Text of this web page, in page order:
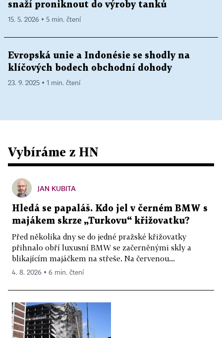
snaží proniknout do výroby tanků
15. 5. 2026 ▪ 5 min. čtení
Evropská unie a Indonésie se shodly na
klíčových bodech obchodní dohody
23. 9. 2025 ▪ 1 min. čtení
Vybíráme z HN
JAN KUBITA
Hledá se papaláš. Kdo jel v černém BMW s
majákem skrze „Turkovu“ křižovatku?
Před několika dny se do jedné pražské křižovatky
přihnalo obří luxusní BMW se začerněnými skly a
blikajícím majáčkem na střeše. Na červenou...
4. 8. 2026 ▪ 6 min. čtení